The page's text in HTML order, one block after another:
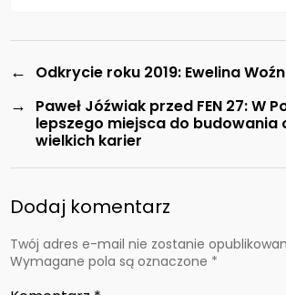
← Odkrycie roku 2019: Ewelina
→
Paweł Jóźwiak przed FEN 27: W
lepszego miejsca do budowania
wielkich karier
Dodaj komentarz
Twój adres e-mail nie zostanie
Wymagane pola są oznaczone *